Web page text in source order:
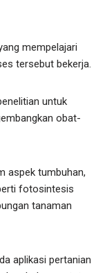
mempelajari
tersebut bekerja.
untuk
obat-
aspek tumbuhan,
fotosintesis
tanaman
aplikasi pertanian